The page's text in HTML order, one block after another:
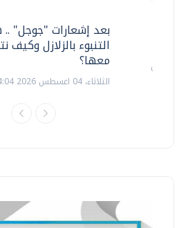
بعد إشعارات "جوجل"
التنبوء بالزلازل وكيف
معها؟
الثلاثاء، 04 اغسطس 2026 04:04 م